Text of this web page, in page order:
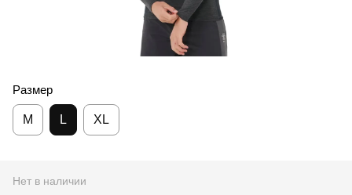
Размер
M L XL
Нет в наличии